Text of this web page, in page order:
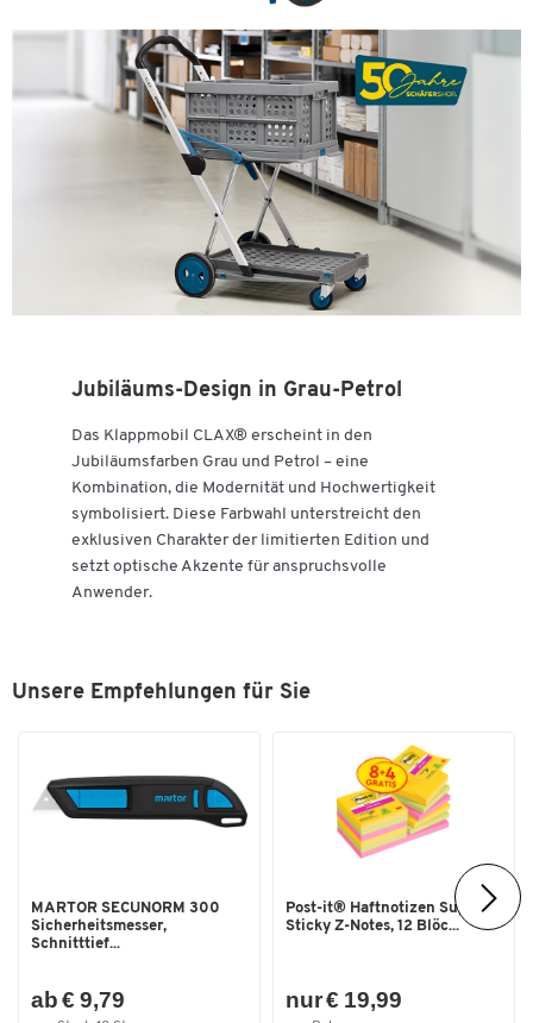
Jubiläums-Design in Grau-Petrol
Das Klappmobil CLAX® erscheint in den
Jubiläumsfarben Grau und Petrol – eine
Kombination, die Modernität und Hochwertigkeit
symbolisiert. Diese Farbwahl unterstreicht den
exklusiven Charakter der limitierten Edition und
setzt optische Akzente für anspruchsvolle
Anwender.
Unsere Empfehlungen für Sie
MARTOR SECUNORM 300
Sicherheitsmesser,
Schnitttief...
ab € 9,79
Post-it® Haftnotizen Super
Sticky Z-Notes, 12 Blöc...
nur € 19,99